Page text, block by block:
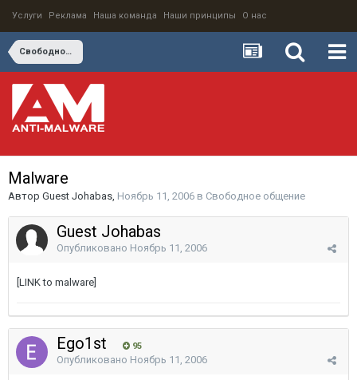
Услуги Реклама Наша команда Наши принципы О нас
Свободное общение
Malware
Автор Guest Johabas, Ноябрь 11, 2006 в Свободное общение
Guest Johabas
Опубликовано Ноябрь 11, 2006
[LINK to malware]
Ego1st 95
Опубликовано Ноябрь 11, 2006